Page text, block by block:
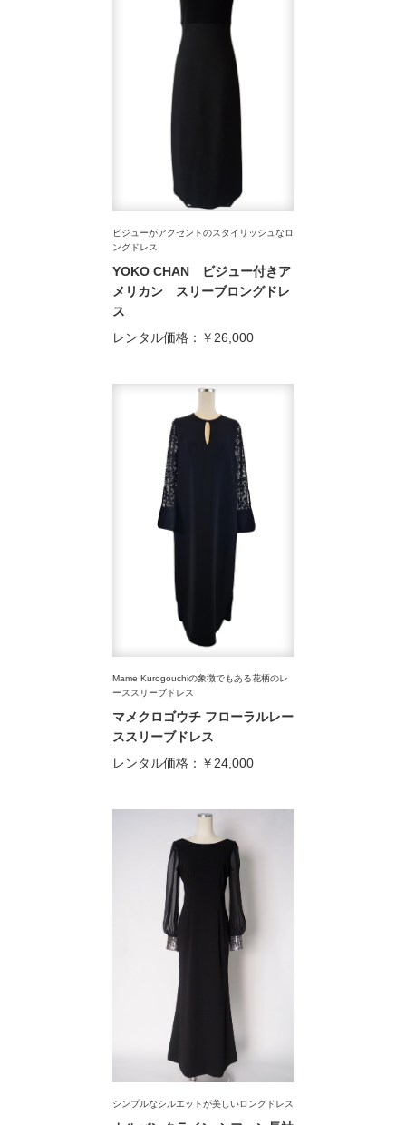
ビジューがアクセントのスタイリッシュなロ
ングドレス
YOKO CHAN ビジュー付きア
メリカン スリーブロングドレ
ス
レンタル価格： ￥26,000
Mame Kurogouchiの象徴でもある花柄のレ
ーススリーブドレス
マメクロゴウチ フローラルレー
ススリーブドレス
レンタル価格： ￥24,000
シンプルなシルエットが美しいロングドレス